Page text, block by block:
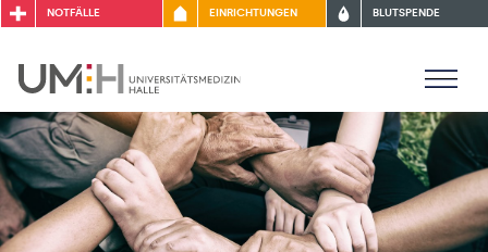
NOTFÄLLE EINRICHTUNGEN BLUTSPENDE